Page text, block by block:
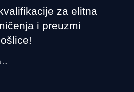
za elitna
i preuzmi